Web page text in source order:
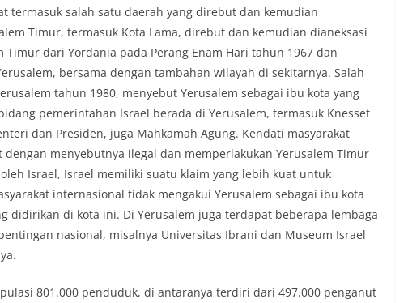
termasuk salah satu daerah yang direbut dan kemudian
Timur, termasuk Kota Lama, direbut dan kemudian dianeksasi
dari Yordania pada Perang Enam Hari tahun 1967 dan
bersama dengan tambahan wilayah di sekitarnya. Salah
tahun 1980, menyebut Yerusalem sebagai ibu kota yang
pemerintahan Israel berada di Yerusalem, termasuk Knesset
dan Presiden, juga Mahkamah Agung. Kendati masyarakat
menyebutnya ilegal dan memperlakukan Yerusalem Timur
Israel, Israel memiliki suatu klaim yang lebih kuat untuk
internasional tidak mengakui Yerusalem sebagai ibu kota
didirikan di kota ini. Di Yerusalem juga terdapat beberapa lembaga
nasional, misalnya Universitas Ibrani dan Museum Israel
801.000 penduduk, di antaranya terdiri dari 497.000 penganut